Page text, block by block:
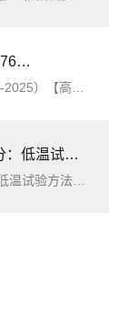
清
2019）【高清